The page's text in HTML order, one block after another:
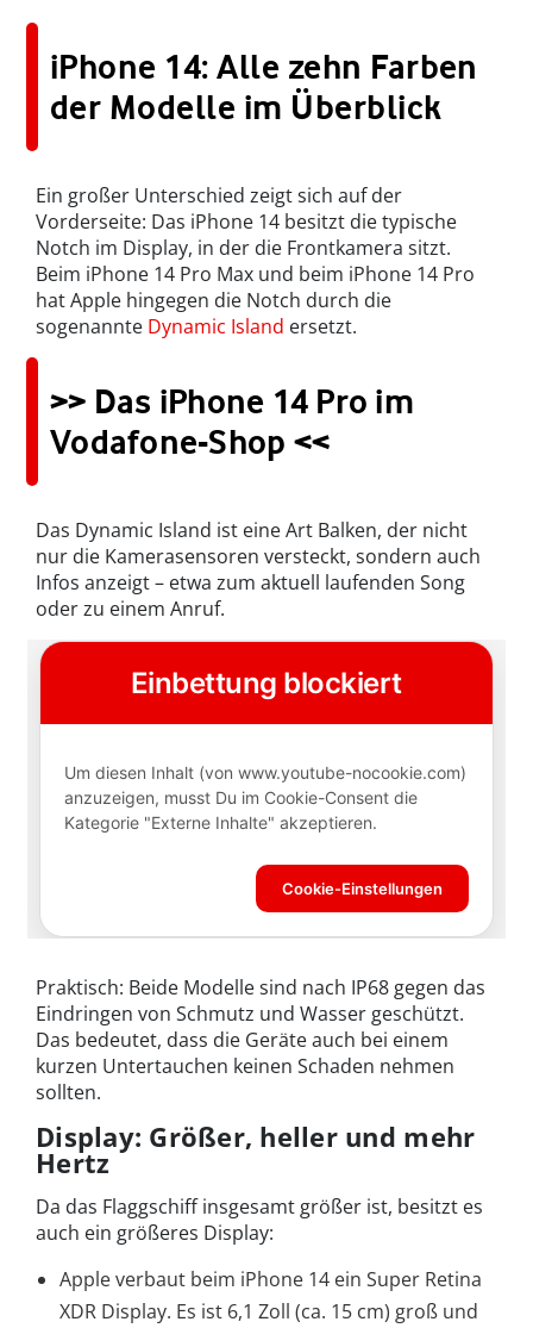
iPhone 14: Alle zehn Farben
der Modelle im Überblick
Ein großer Unterschied zeigt sich auf der
Vorderseite: Das iPhone 14 besitzt die typische
Notch im Display, in der die Frontkamera sitzt.
Beim iPhone 14 Pro Max und beim iPhone 14 Pro
hat Apple hingegen die Notch durch die
sogenannte Dynamic Island ersetzt.
>> Das iPhone 14 Pro im
Vodafone-Shop <<
Das Dynamic Island ist eine Art Balken, der nicht
nur die Kamerasensoren versteckt, sondern auch
Infos anzeigt – etwa zum aktuell laufenden Song
oder zu einem Anruf.
Praktisch: Beide Modelle sind nach IP68 gegen das
Eindringen von Schmutz und Wasser geschützt.
Das bedeutet, dass die Geräte auch bei einem
kurzen Untertauchen keinen Schaden nehmen
sollten.
Display: Größer, heller und mehr
Hertz
Da das Flaggschiff insgesamt größer ist, besitzt es
auch ein größeres Display:
Apple verbaut beim iPhone 14 ein Super Retina
XDR Display. Es ist 6,1 Zoll (ca. 15 cm) groß und